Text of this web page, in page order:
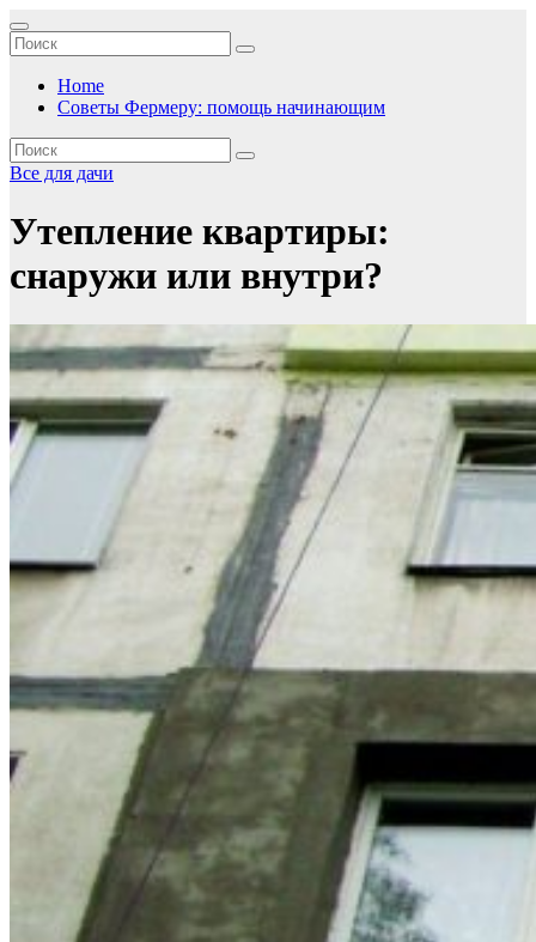
Перейти
к
содержимому
Home
Советы Фермеру: помощь начинающим
Все для дачи
Утепление квартиры:
снаружи или внутри?